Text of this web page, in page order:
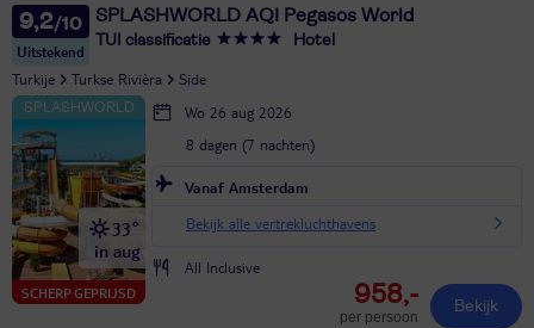
9,2
Uitstekend
SPLASHWORLD AQI Pegasos World
TUI classificatie Hotel
Turkije Turkse Rivièra Side
SCHERP GEPRIJSD
33°
in aug
Wo 26 aug 2026
8 dagen (7 nachten)
Vanaf Amsterdam
Bekijk alle vertrekluchthavens
All Inclusive
958,-
per persoon
Bekijk